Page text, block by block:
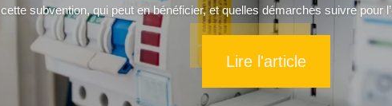
cette subvention, qui peut en bénéficier, et quelles démarches suivre pour
Lire l'article